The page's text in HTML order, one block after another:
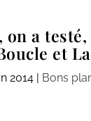
a
et
2014 Bons